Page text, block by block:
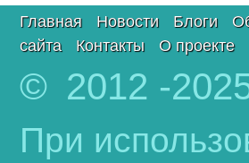
Главная Новости Блоги
сайта
Контакты О проекте
© 2012 -
При